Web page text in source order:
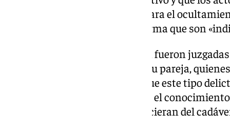
«excedieron de los necesarios para el
de respeto de tal entidad», de forma que son
En este procedimiento también fueron
mujeres, la madre del menor y su pareja,
en la sentencia, al considerar que este tipo
aporte causal, de modo que solo el
el mero consejo de que se deshicieran del